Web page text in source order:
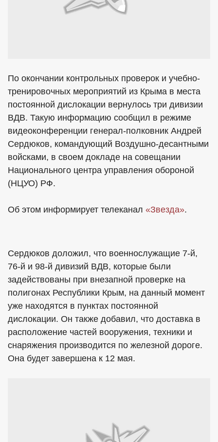
По окончании контрольных проверок и учебно-
тренировочных мероприятий из Крыма в места
постоянной дислокации вернулось три дивизии
ВДВ. Такую информацию сообщил в режиме
видеоконференции генерал-полковник Андрей
Сердюков, командующий Воздушно-десантными
войсками, в своем докладе на совещании
Национального центра управления обороной
(НЦУО) РФ.
Об этом информирует телеканал «Звезда».
Сердюков доложил, что военнослужащие 7-й,
76-й и 98-й дивизий ВДВ, которые были
задействованы при внезапной проверке на
полигонах Республики Крым, на данный момент
уже находятся в пунктах постоянной
дислокации. Он также добавил, что доставка в
расположение частей вооружения, техники и
снаряжения производится по железной дороге.
Она будет завершена к 12 мая.